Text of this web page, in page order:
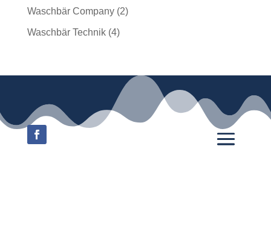
Waschbär Company(2)
Waschbär Technik(4)